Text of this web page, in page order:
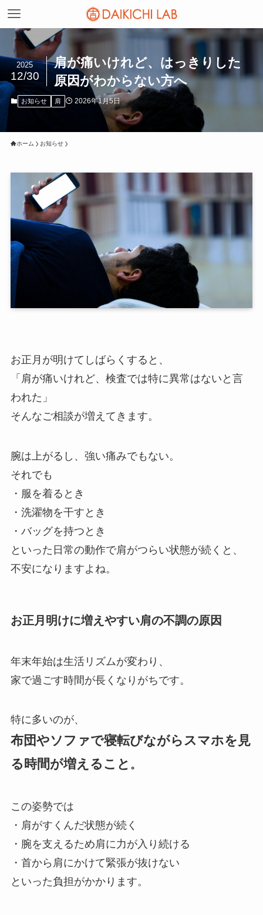
肩が痛いけれど、はっきりした
原因がわからない方へ
2025
12/30
お知らせ 肩 2026年1月5日
ホーム お知らせ
お正月が明けてしばらくすると、
「肩が痛いけれど、検査では特に異常はないと言
われた」
そんなご相談が増えてきます。
腕は上がるし、強い痛みでもない。
それでも
・服を着るとき
・洗濯物を干すとき
・バッグを持つとき
といった日常の動作で肩がつらい状態が続くと、
不安になりますよね。
お正月明けに増えやすい肩の不調の原因
年末年始は生活リズムが変わり、
家で過ごす時間が長くなりがちです。
特に多いのが、
布団やソファで寝転びながらスマホを見
る時間が増えること 。
この姿勢では
・肩がすくんだ状態が続く
・腕を支えるため肩に力が入り続ける
・首から肩にかけて緊張が抜けない
といった負担がかかります。